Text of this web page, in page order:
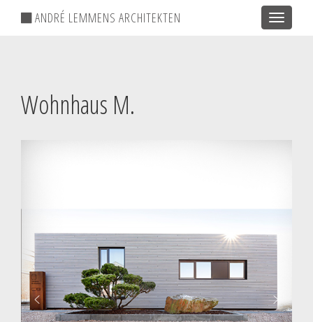
Toggle
ANDRÉ LEMMENS ARCHITEKTEN
Wohnhaus M.